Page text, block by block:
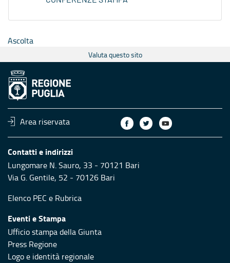
Ascolta
Valuta questo sito
Area riservata
Contatti e indirizzi
Lungomare N. Sauro, 33 - 70121 Bari
Via G. Gentile, 52 - 70126 Bari
Elenco PEC e Rubrica
Eventi e Stampa
Ufficio stampa della Giunta
Press Regione
Logo e identità regionale